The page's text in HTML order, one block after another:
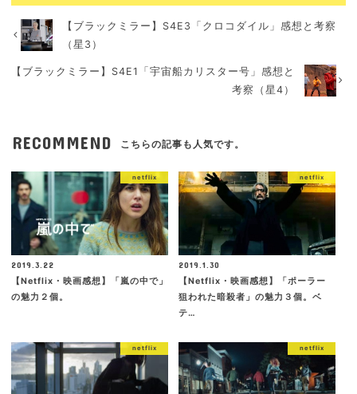
【ブラックミラー】S4E3「クロコダイル」感想と考察
（星3）
【ブラックミラー】S4E1「宇宙船カリスター号」感想と
考察（星4）
RECOMMEND こちらの記事も人気です。
netflix
2019.3.22
【Netflix・映画感想】「嵐の中で」
の魅力２個。
netflix
2019.1.30
【Netflix・映画感想】「ポーラー
狙われた暗殺者」の魅力３個。ベ
テ…
netflix netflix